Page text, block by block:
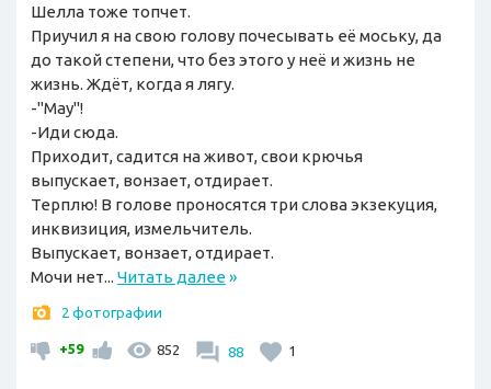
Шелла тоже топчет.
Приучил я на свою голову почесывать её моську, да
до такой степени, что без этого у неё и жизнь не
жизнь. Ждёт, когда я лягу.
-"Мау"!
-Иди сюда.
Приходит, садится на живот, свои крючья
выпускает, вонзает, отдирает.
Терплю! В голове проносятся три слова экзекуция,
инквизиция, измельчитель.
Выпускает, вонзает, отдирает.
Мочи нет... Читать далее»
2 фотографии
+59 852 88 1